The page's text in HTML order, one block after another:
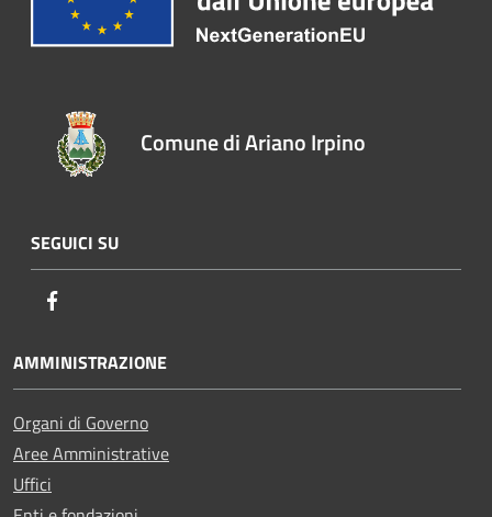
Comune di Ariano Irpino
SEGUICI SU
AMMINISTRAZIONE
Organi di Governo
Aree Amministrative
Uffici